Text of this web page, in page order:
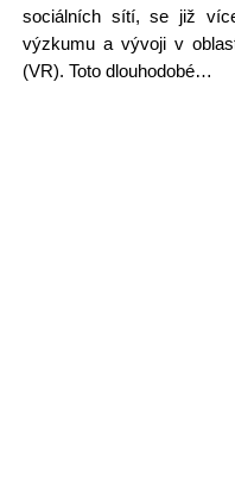
sociálních sítí, se již
výzkumu a vývoji v
(VR). Toto dlouhodobé…